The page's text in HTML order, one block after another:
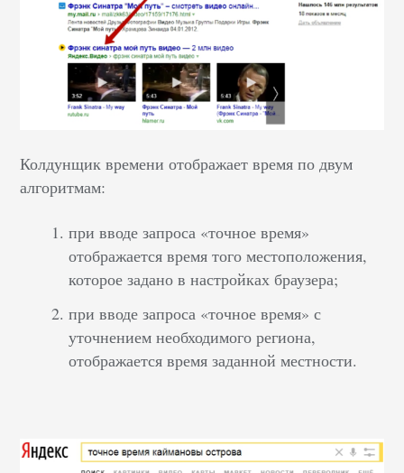
Колдунщик времени отображает время по двум
алгоритмам:
при вводе запроса «точное время»
отображается время того местоположения,
которое задано в настройках браузера;
при вводе запроса «точное время» с
уточнением необходимого региона,
отображается время заданной местности.